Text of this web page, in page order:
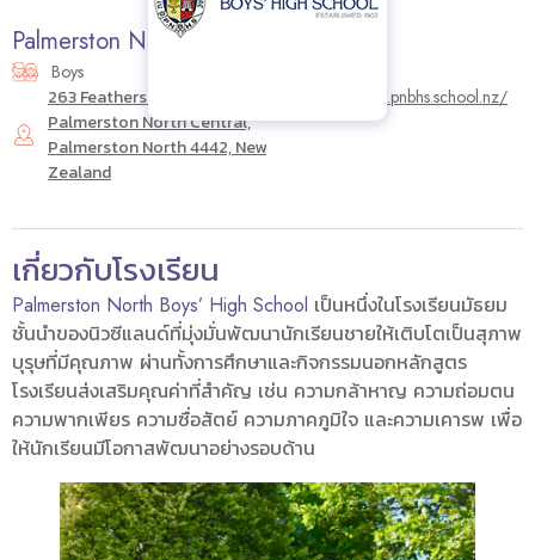
Palmerston North Boys’ High School
Boys
263 Featherston Street,
Palmerston North Central,
Palmerston North 4442, New
Zealand
https://www.pnbhs.school.nz/
เกี่ยวกับโรงเรียน
Palmerston North Boys’ High School เป็นหนึ่งในโรงเรียนมัธยม
ชั้นนำของนิวซีแลนด์ที่มุ่งมั่นพัฒนานักเรียนชายให้เติบโตเป็นสุภาพ
บุรุษที่มีคุณภาพ ผ่านทั้งการศึกษาและกิจกรรมนอกหลักสูตร
โรงเรียนส่งเสริมคุณค่าที่สำคัญ เช่น ความกล้าหาญ ความถ่อมตน
ความพากเพียร ความซื่อสัตย์ ความภาคภูมิใจ และความเคารพ เพื่อ
ให้นักเรียนมีโอกาสพัฒนาอย่างรอบด้าน